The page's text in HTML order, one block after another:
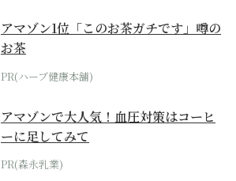
アマゾン1位「このお茶ガチです」噂の
お茶
PR(ハーブ健康本舗)
アマゾンで大人気！血圧対策はコーヒ
ーに足してみて
PR(森永乳業)